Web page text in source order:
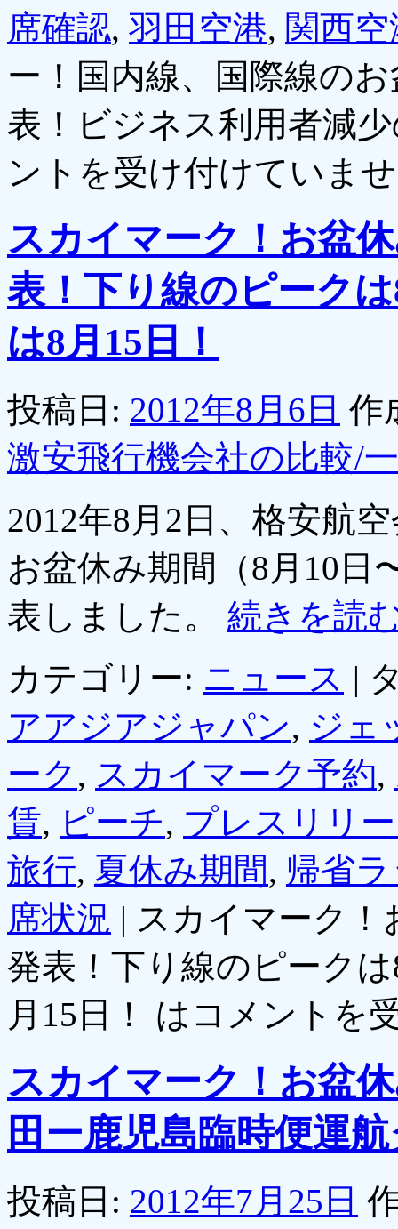
席確認, 羽田空港, 関西空
ー！国内線、国際線の
表！ビジネス利用者減
ントを受け付けていま
スカイマーク！お盆
表！下り線のピーク
は8月15日！
投稿日: 2012年8月6日 作
激安飛行機会社の比較/
2012年8月2日、格安航
お盆休み期間（8月10日
表しました。 続きを読
カテゴリー: ニュース |
アアジアジャパン, ジェ
ーク , スカイマーク予約,
賃, ピーチ, プレスリリ
旅行, 夏休み期間, 帰省
席状況 | スカイマーク！
発表！下り線のピーク
月15日！ は コメントを
スカイマーク！お盆
田ー鹿児島臨時便運
投稿日: 2012年7月25日